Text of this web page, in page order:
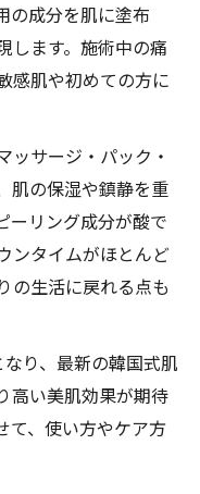
の成分を肌に塗布
します。施術中の痛
感肌や初めての方に
ッサージ・パック・
肌の保湿や鎮静を重
ーリング成分が酸で
ンタイムがほとんど
の生活に戻れる点も
り、最新の韓国式肌
高い美肌効果が期待
て、使い方やケア方